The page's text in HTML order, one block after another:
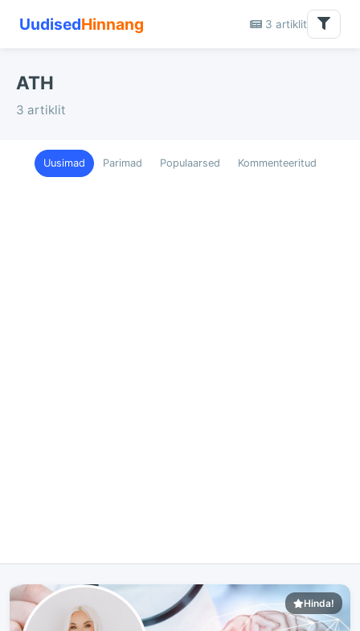
UudisedHinnang 3 artiklit
ATH
3 artiklit
Uusimad Parimad Populaarsed Kommenteeritud
Hinda!